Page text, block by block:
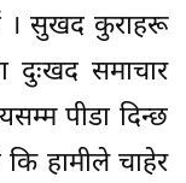
। सुखद कुराहरू
दुःखद समाचार
पीडा दिन्छ
हामीले चाहेर